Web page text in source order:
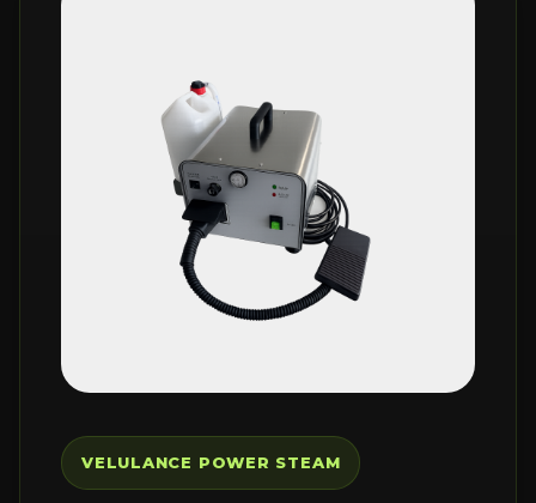
VELULANCE POWER STEAM